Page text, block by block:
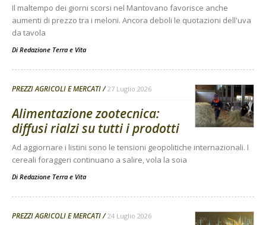
Il maltempo dei giorni scorsi nel Mantovano favorisce anche
aumenti di prezzo tra i meloni. Ancora deboli le quotazioni dell'uva
da tavola
Di Redazione Terra e Vita
PREZZI AGRICOLI E MERCATI 27 Luglio 2026
Alimentazione zootecnica:
diffusi rialzi su tutti i prodotti
Ad aggiornare i listini sono le tensioni geopolitiche internazionali. I
cereali foraggeri continuano a salire, vola la soia
Di Redazione Terra e Vita
PREZZI AGRICOLI E MERCATI 24 Luglio 2026